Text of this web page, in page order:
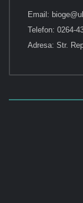
Email:
Telefon: 0264-
Adresa: Str.